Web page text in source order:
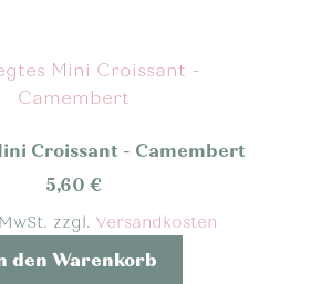
Croissant - Camembert
5,60 €
zzgl. Versandkosten
den Warenkorb